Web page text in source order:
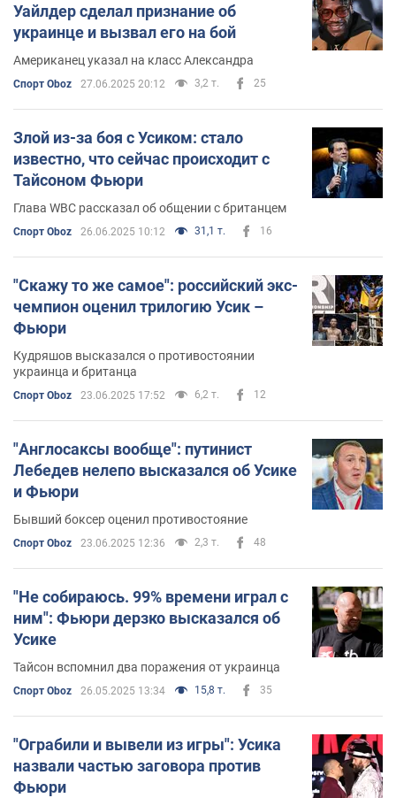
Уайлдер сделал признание об
украинце и вызвал его на бой
Американец указал на класс Александра
Спорт Oboz 27.06.2025 20:12 3,2 т. 25
Злой из-за боя с Усиком: стало
известно, что сейчас происходит с
Тайсоном Фьюри
Глава WBC рассказал об общении с британцем
Спорт Oboz 26.06.2025 10:12 31,1 т. 16
"Скажу то же самое": российский экс-
чемпион оценил трилогию Усик –
Фьюри
Кудряшов высказался о противостоянии
украинца и британца
Спорт Oboz 23.06.2025 17:52 6,2 т. 12
"Англосаксы вообще": путинист
Лебедев нелепо высказался об Усике
и Фьюри
Бывший боксер оценил противостояние
Спорт Oboz 23.06.2025 12:36 2,3 т. 48
"Не собираюсь. 99% времени играл с
ним": Фьюри дерзко высказался об
Усике
Тайсон вспомнил два поражения от украинца
Спорт Oboz 26.05.2025 13:34 15,8 т. 35
"Ограбили и вывели из игры": Усика
назвали частью заговора против
Фьюри